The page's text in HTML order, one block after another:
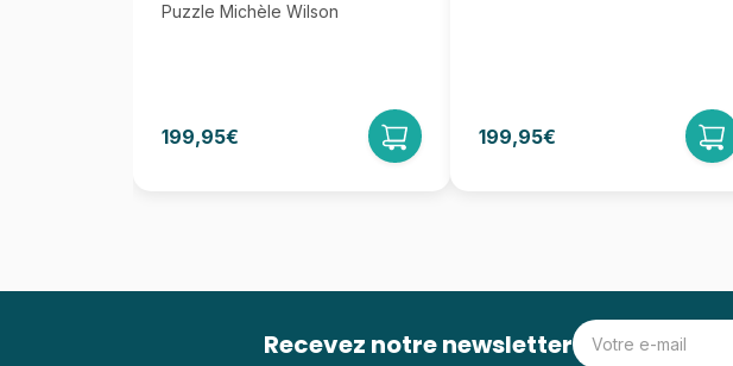
Puzzle Michèle Wilson
199,95€ 199,95€
Recevez notre newsletter